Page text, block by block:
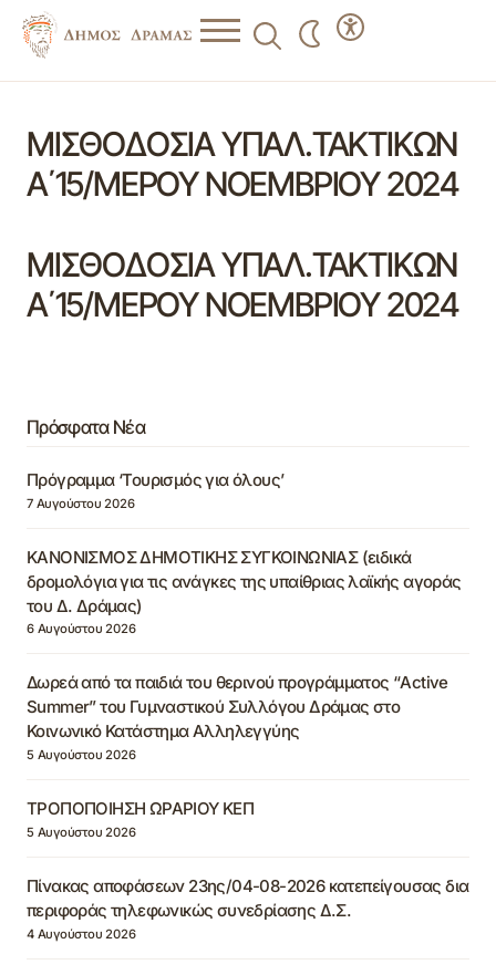
ΜΙΣΘΟΔΟΣΙΑ ΥΠΑΛ.ΤΑΚΤΙΚΩΝ
Α΄15/ΜΕΡΟΥ ΝΟΕΜΒΡΙΟΥ 2024
ΜΙΣΘΟΔΟΣΙΑ ΥΠΑΛ.ΤΑΚΤΙΚΩΝ
Α΄15/ΜΕΡΟΥ ΝΟΕΜΒΡΙΟΥ 2024
Πρόσφατα Νέα
Πρόγραμμα ‘Τουρισμός για όλους’
7 Αυγούστου 2026
ΚΑΝΟΝΙΣΜΟΣ ΔΗΜΟΤΙΚΗΣ ΣΥΓΚΟΙΝΩΝΙΑΣ (ειδικά
δρομολόγια για τις ανάγκες της υπαίθριας λαϊκής αγοράς
του Δ. Δράμας)
6 Αυγούστου 2026
Δωρεά από τα παιδιά του θερινού προγράμματος “Active
Summer” του Γυμναστικού Συλλόγου Δράμας στο
Κοινωνικό Κατάστημα Αλληλεγγύης
5 Αυγούστου 2026
ΤΡΟΠΟΠΟΙΗΣΗ ΩΡΑΡΙΟΥ ΚΕΠ
5 Αυγούστου 2026
Πίνακας αποφάσεων 23ης/04-08-2026 κατεπείγουσας δια
περιφοράς τηλεφωνικώς συνεδρίασης Δ.Σ.
4 Αυγούστου 2026